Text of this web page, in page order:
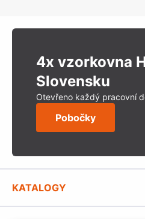
4x vzorkovna
Slovensku
Otevřeno každý pracovní
Pobočky
KATALOGY